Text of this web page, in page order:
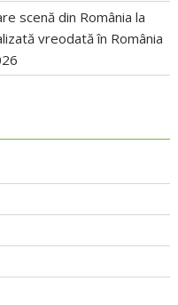
scenă din România la
vreodată în România